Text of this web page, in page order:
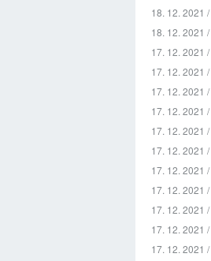
18. 12. 2021 /
18. 12. 2021 /
17. 12. 2021 /
17. 12. 2021 /
17. 12. 2021 /
17. 12. 2021 /
17. 12. 2021 /
17. 12. 2021 /
17. 12. 2021 /
17. 12. 2021 /
17. 12. 2021 /
17. 12. 2021 /
17. 12. 2021 /